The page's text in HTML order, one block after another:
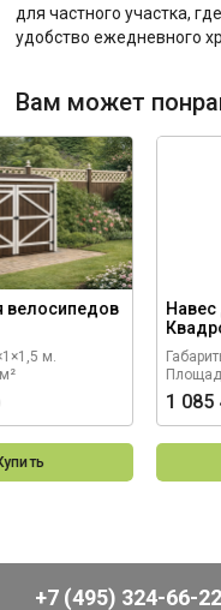
для частного участка,
удобство ежедневного
Вам может
велосипедов
м.
1 085
+7 (495) 324-66-22